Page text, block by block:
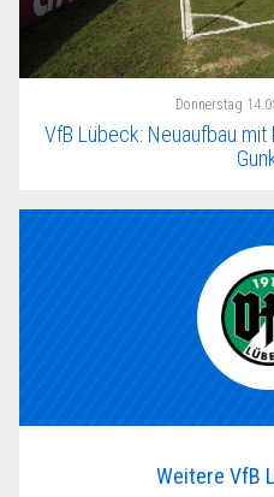
Donnerstag
VfB Lübeck: Neuaufbau
Weitere VfB